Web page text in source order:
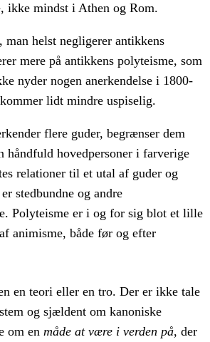
ikke mindst i Athen og Rom.
man helst negligerer antikkens
mere på antikkens polyteisme, som
nyder nogen anerkendelse i 1800-
lidt mindre uspiselig.
flere guder, begrænser dem
hovedpersoner i farverige
relationer til et utal af guder og
stedbundne og andre
Polyteisme er i og for sig blot et lille
animisme, både før og efter
en teori eller en tro. Der er ikke tale
og sjældent om kanoniske
om en måde at være i verden på, der